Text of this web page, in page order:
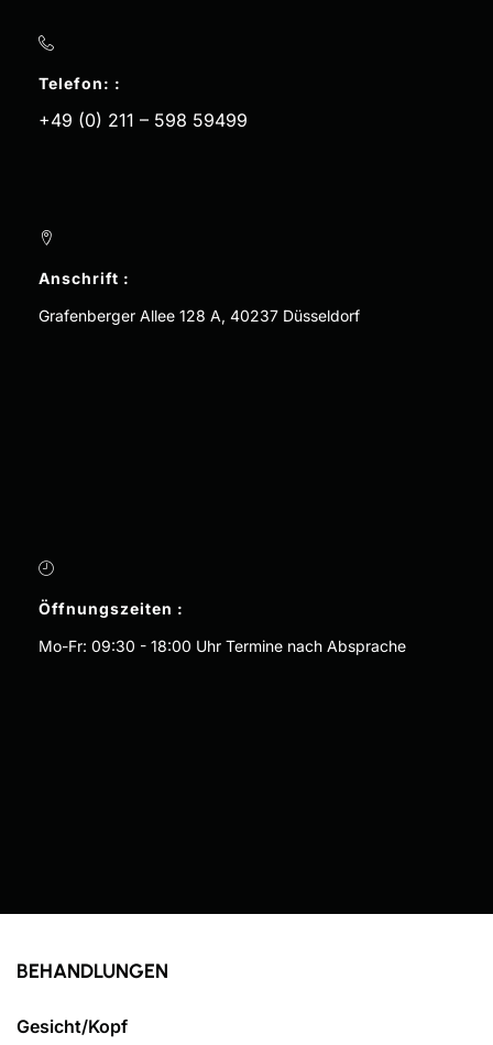
Telefon: :
+49 (0) 211 – 598 59499
Anschrift :
Grafenberger Allee 128 A, 40237 Düsseldorf
Öffnungszeiten :
Mo-Fr: 09:30 - 18:00 Uhr Termine nach Absprache
BEHANDLUNGEN
Gesicht/Kopf